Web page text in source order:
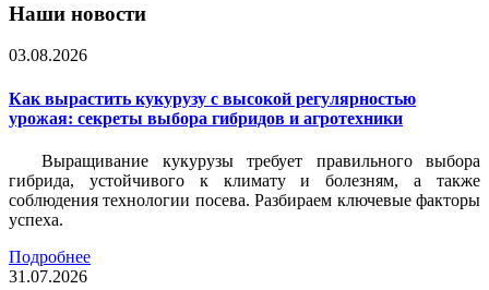
Наши новости
03.08.2026
Как вырастить кукурузу с высокой регулярностью
урожая: секреты выбора гибридов и агротехники
Выращивание кукурузы требует правильного выбора
гибрида, устойчивого к климату и болезням, а также
соблюдения технологии посева. Разбираем ключевые факторы
успеха.
Подробнее
31.07.2026